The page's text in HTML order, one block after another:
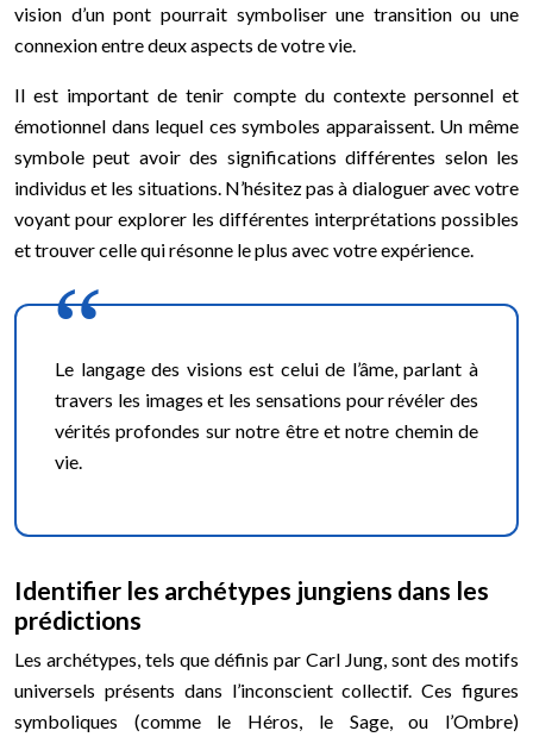
vision d’un pont pourrait symboliser une transition ou une
connexion entre deux aspects de votre vie.
Il est important de tenir compte du contexte personnel et
émotionnel dans lequel ces symboles apparaissent. Un même
symbole peut avoir des significations différentes selon les
individus et les situations. N’hésitez pas à dialoguer avec votre
voyant pour explorer les différentes interprétations possibles
et trouver celle qui résonne le plus avec votre expérience.
Le langage des visions est celui de l’âme, parlant à
travers les images et les sensations pour révéler des
vérités profondes sur notre être et notre chemin de
vie.
Identifier les archétypes jungiens dans les
prédictions
Les archétypes, tels que définis par Carl Jung, sont des motifs
universels présents dans l’inconscient collectif. Ces figures
symboliques (comme le Héros, le Sage, ou l’Ombre)